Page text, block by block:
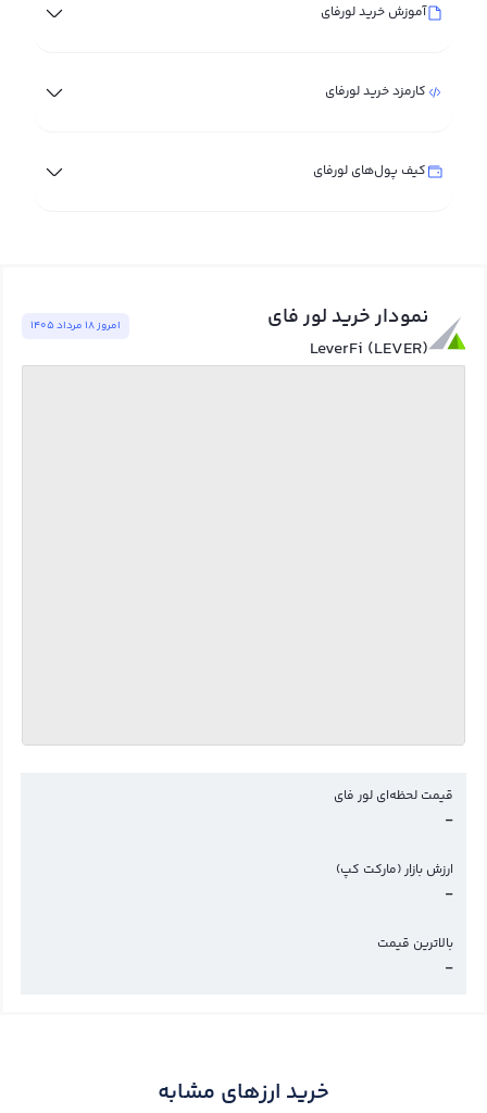
آموزش خرید لورفای
کارمزد خرید لورفای
کیف پول‌های لورفای
نمودار خرید لور فای
LeverFi (LEVER)
امروز ١٨ مرداد ١٤٠٥
قیمت لحظه‌ای لور فای
-
ارزش بازار (مارکت کپ)
-
بالاترین قیمت
-
خرید ارزهای مشابه